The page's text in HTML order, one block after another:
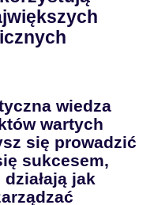
wiedza
wartych
się prowadzić
sukcesem,
jak